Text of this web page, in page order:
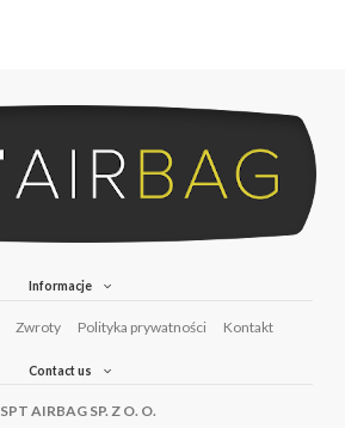
Informacje
Zwroty Polityka prywatności Kontakt
Contact us
SPT AIRBAG SP. Z O. O.